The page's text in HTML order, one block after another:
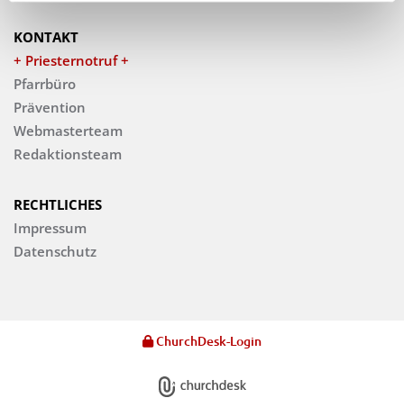
KONTAKT
+ Priesternotruf +
Pfarrbüro
Prävention
Webmasterteam
Redaktionsteam
RECHTLICHES
Impressum
Datenschutz
ChurchDesk-Login